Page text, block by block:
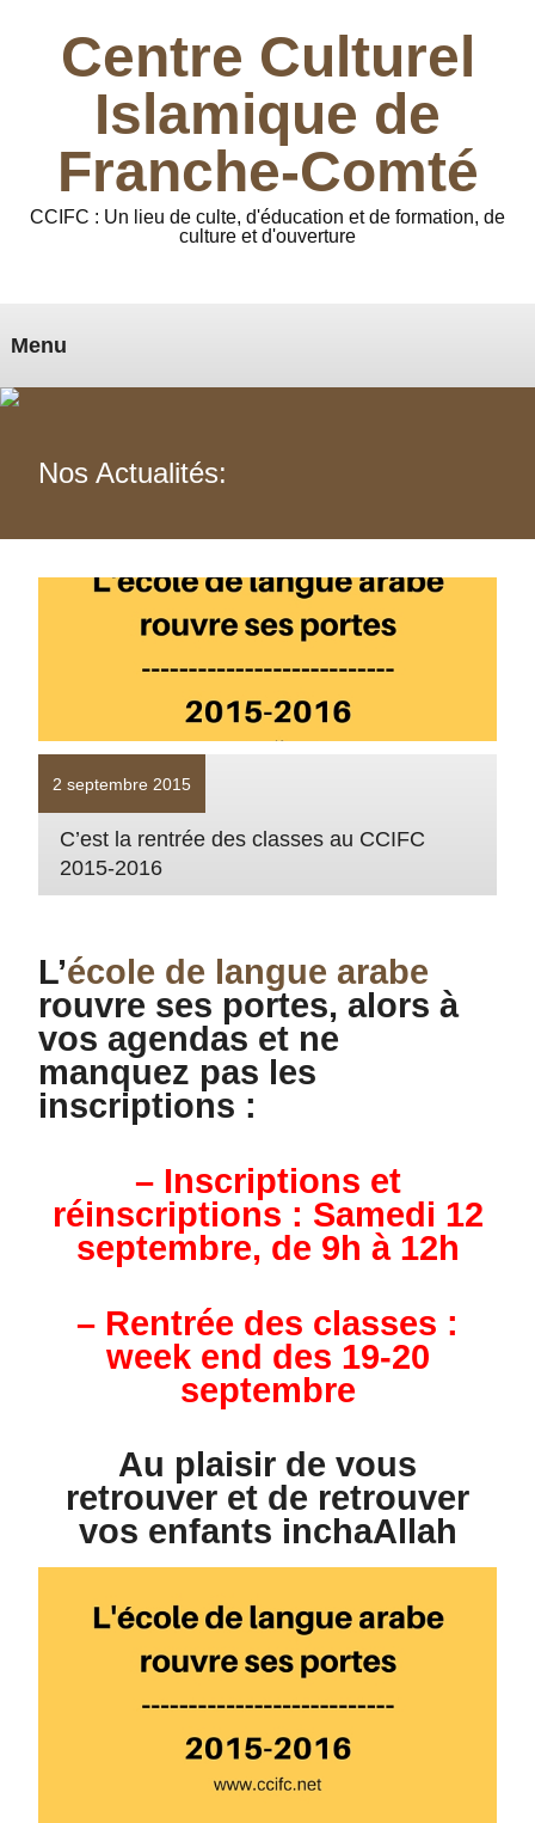
Centre Culturel
Islamique de
Franche-Comté
CCIFC : Un lieu de culte, d'éducation et de formation, de
culture et d'ouverture
Menu
Nos Actualités:
2 septembre 2015
C’est la rentrée des classes au CCIFC
2015-2016
L’école de langue arabe
rouvre ses portes, alors à
vos agendas et ne
manquez pas les
inscriptions :
– Inscriptions et
réinscriptions : Samedi 12
septembre, de 9h à 12h
– Rentrée des classes :
week end des 19-20
septembre
Au plaisir de vous
retrouver et de retrouver
vos enfants inchaAllah